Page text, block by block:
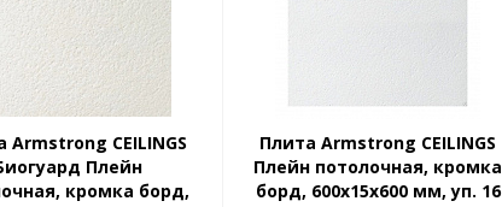
Armstrong CEILINGS
Плейн
кромка борд,
Плита Armstrong CEILINGS
Плейн потолочная, кромка
борд, 600x15х600 мм, уп. 16